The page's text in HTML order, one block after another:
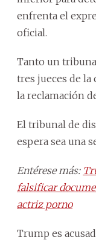
enfrenta el
oficial.
Tanto un
tres jueces de la
la reclamación
El tribunal de
espera sea una
Entérese más:
falsificar
actriz porno
Trump es